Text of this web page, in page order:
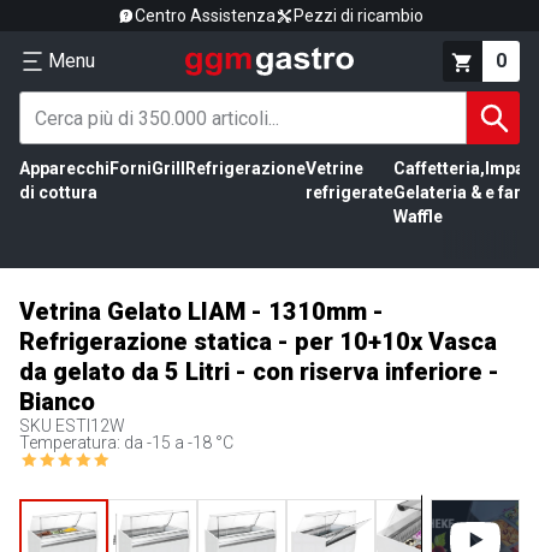
Centro Assistenza Pezzi di ricambio
Menu 0
Apparecchi
di cottura
ForniGrill RefrigerazioneVetrine
refrigerate
Caffetteria,
Gelateria &
Waffle
e
Vetrina Gelato LIAM - 1310mm -
Refrigerazione statica - per 10+10x Vasca
da gelato da 5 Litri - con riserva inferiore -
Bianco
SKU ESTI12W
Temperatura: da -15 a -18 °C